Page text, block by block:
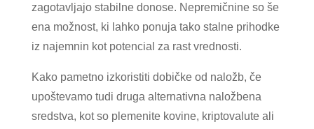
zagotavljajo stabilne donose. Nepremičnine so še
ena možnost, ki lahko ponuja tako stalne prihodke
iz najemnin kot potencial za rast vrednosti.
Kako pametno izkoristiti dobičke od naložb, če
upoštevamo tudi druga alternativna naložbena
sredstva, kot so plemenite kovine, kriptovalute ali